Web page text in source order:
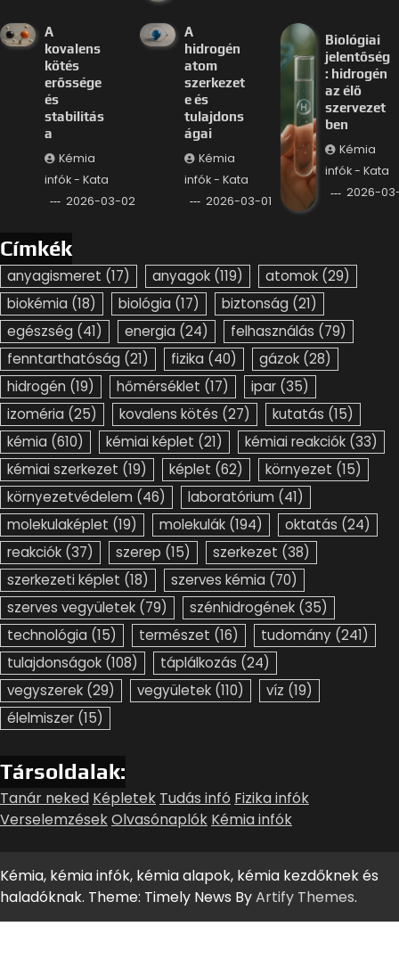
A
kovalens
kötés
erőssége
és
stabilitás
a
Kémia
infók - Kata
2026-03-02
A
hidrogén
atom
szerkezet
e és
tulajdons
ágai
Kémia
infók - Kata
2026-03-01
Biológiai
jelentőség
: hidrogén
az élő
szervezet
ben
Kémia
infók - Kata
2026-
Címkék
anyagismeret (17) anyagok (119) atomok (29)
biokémia (18) biológia (17) biztonság (21)
egészség (41) energia (24) felhasználás (79)
fenntarthatóság (21) fizika (40) gázok (28)
hidrogén (19) hőmérséklet (17) ipar (35)
izoméria (25) kovalens kötés (27) kutatás (15)
kémia (610) kémiai képlet (21) kémiai reakciók (33)
kémiai szerkezet (19) képlet (62) környezet (15)
környezetvédelem (46) laboratórium (41)
molekulaképlet (19) molekulák (194) oktatás (24)
reakciók (37) szerep (15) szerkezet (38)
szerkezeti képlet (18) szerves kémia (70)
szerves vegyületek (79) szénhidrogének (35)
technológia (15) természet (16) tudomány (241)
tulajdonságok (108) táplálkozás (24)
vegyszerek (29) vegyületek (110) víz (19)
élelmiszer (15)
Társoldalak:
Tanár neked Képletek Tudás infó Fizika infók
VerselemzésekOlvasónaplók Kémia infók
Kémia, kémia infók, kémia alapok, kémia kezdőknek és
haladóknak. Theme: Timely News ByArtify Themes.